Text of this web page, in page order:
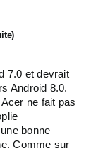
7.0 et devrait
Android 8.0.
ne fait pas
bonne
Comme sur